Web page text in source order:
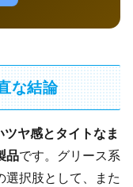
な結論
ツヤ感とタイトなま
品です。グリース系
選択肢として、また